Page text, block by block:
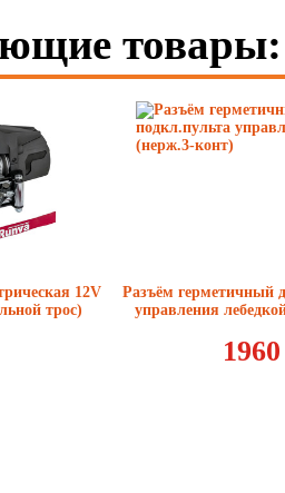
товары:
12V
трос)
Pазъём герметичный
управления
1960